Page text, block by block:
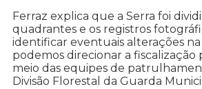
Ferraz explica que a Serra foi
quadrantes e os registros
identificar eventuais alterações na
podemos direcionar a
meio das equipes de
Divisão Florestal da Guarda